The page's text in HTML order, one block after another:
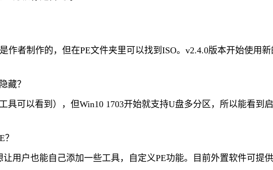
作者制作的，但在PE文件夹里可以找到ISO。v2.4.0版本开始使用
藏？
具可以看到），但Win10 1703开始就支持U盘多分区，所以能看到
用户也能自己添加一些工具，自定义PE功能。目前外置软件可提